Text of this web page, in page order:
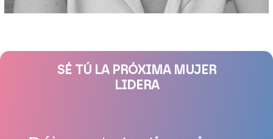
SÉ TÚ LA PRÓXIMA MUJER
LIDERA